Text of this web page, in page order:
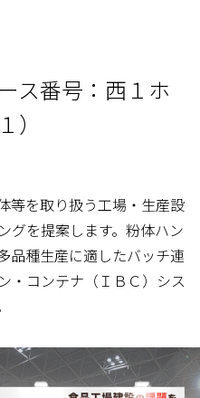
ス番号：西１ホ
等を取り扱う工場・生産設
グを提案します。粉体ハン
品種生産に適したバッチ連
・コンテナ（ＩＢＣ）シス